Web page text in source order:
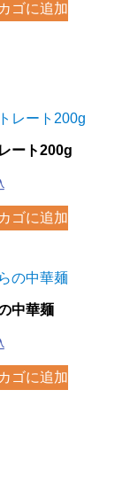
ゴに追加
ート200g
ゴに追加
中華麺
ゴに追加